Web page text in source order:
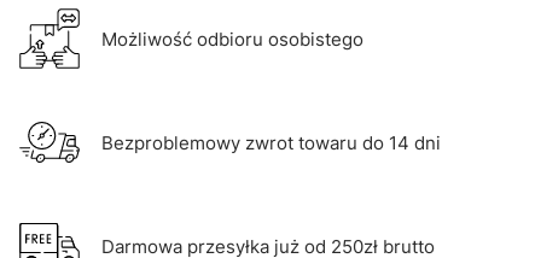
Możliwość odbioru osobistego
Bezproblemowy zwrot towaru do 14 dni
Darmowa przesyłka już od 250zł brutto